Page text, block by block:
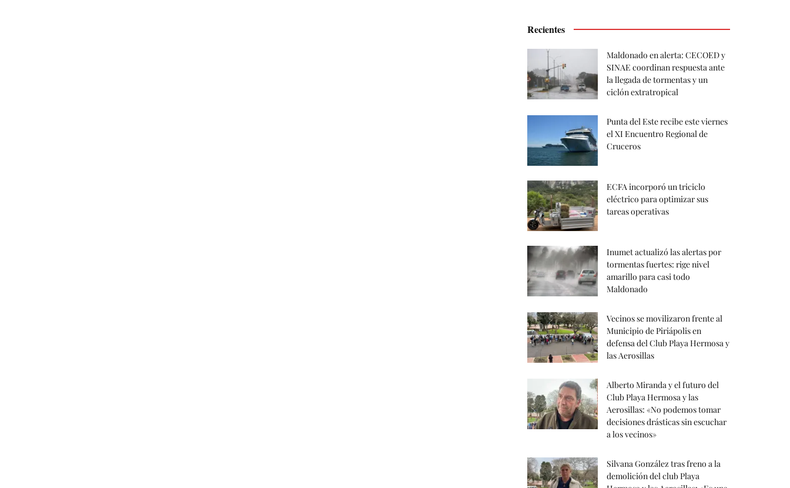
Recientes
Maldonado en alerta: CECOED y
SINAE coordinan respuesta ante
la llegada de tormentas y un
ciclón extratropical
Punta del Este recibe este viernes
el XI Encuentro Regional de
Cruceros
ECFA incorporó un triciclo
eléctrico para optimizar sus
tareas operativas
Inumet actualizó las alertas por
tormentas fuertes: rige nivel
amarillo para casi todo
Maldonado
Vecinos se movilizaron frente al
Municipio de Piriápolis en
defensa del Club Playa Hermosa y
las Aerosillas
Alberto Miranda y el futuro del
Club Playa Hermosa y las
Aerosillas: «No podemos tomar
decisiones drásticas sin escuchar
a los vecinos»
Silvana González tras freno a la
demolición del club Playa